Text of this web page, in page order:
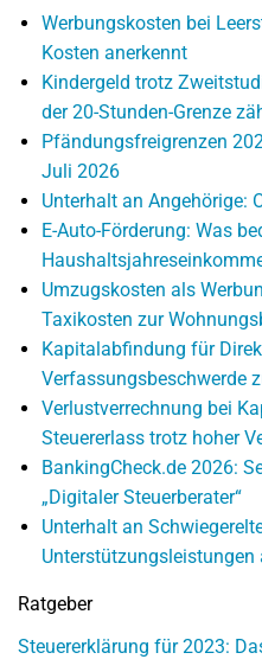
Werbungskosten bei
Kosten anerkennt
Kindergeld trotz
der 20-Stunden-Grenze
Pfändungsfreigrenzen
Juli 2026
Unterhalt an Angehörige:
E-Auto-Förderung: Was
Umzugskosten als
Taxikosten zur
Kapitalabfindung für
Verfassungsbeschwerde
Verlustverrechnung bei
Steuererlass trotz hoher
BankingCheck.de 2026:
„Digitaler Steuerberater“
Unterhalt an
Unterstützungsleistungen
Ratgeber
Steuererklärung für 2023: